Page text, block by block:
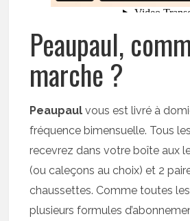
Peaupaul,
marche ?
Peaupaul vous est livré à
fréquence bimensuelle. Tous
recevrez dans votre boîte aux
(ou caleçons au choix) et 2
chaussettes. Comme toutes
plusieurs formules